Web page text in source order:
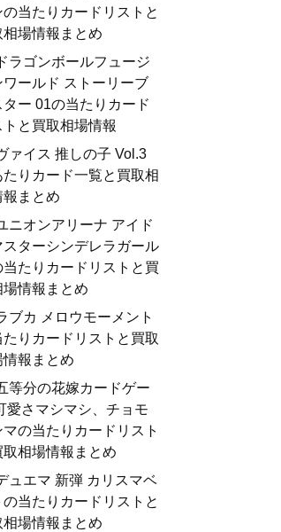
の当たりカードリストと
相場情報まとめ
ドラゴンボールフュージ
ワールド ストーリーブ
ター 01の当たりカード
トと買取相場情報
ァイス 推しの子 Vol.3
たりカード一覧と買取相
報まとめ
ニオンアリーナ アイド
スターシンデレラガール
当たりカードリストと買
場情報まとめ
ブカ メロウモーメント
たりカードリストと買取
情報まとめ
等分の花嫁カードゲー
愛さマシマシ、チョモ
マの当たりカードリスト
取相場情報まとめ
ュエマ 新弾 カリスマベ
の当たりカードリストと
相場情報まとめ